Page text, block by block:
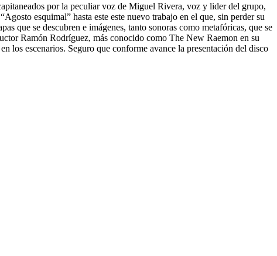
por la peculiar voz de Miguel Rivera, voz y lider del grupo,
esquimal” hasta este este nuevo trabajo en el que, sin perder su
que se descubren e imágenes, tanto sonoras como metafóricas, que se
Ramón Rodríguez, más conocido como The New Raemon en su
los escenarios. Seguro que conforme avance la presentación del disco